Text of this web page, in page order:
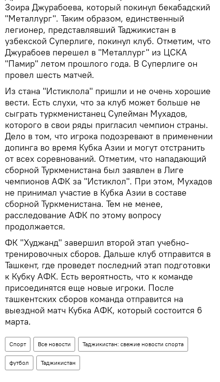
Зоира Джурабоева, который покинул бекабадский
"Металлург". Таким образом, единственный
легионер, представлявший Таджикистан в
узбекской Суперлиге, покинул клуб. Отметим, что
Джурабоев перешел в "Металлург" из ЦСКА
"Памир" летом прошлого года. В Суперлиге он
провел шесть матчей.
Из стана "Истиклола" пришли и не очень хорошие
вести. Есть слухи, что за клуб может больше не
сыграть туркменистанец Сулейман Мухадов,
которого в свои ряды пригласил чемпион страны.
Дело в том, что игрока подозревают в применении
допинга во время Кубка Азии и могут отстранить
от всех соревнований. Отметим, что нападающий
сборной Туркменистана был заявлен в Лиге
чемпионов АФК за "Истиклол". При этом, Мухадов
не принимал участие в Кубка Азии в составе
сборной Туркменистана. Тем не менее,
расследование АФК по этому вопросу
продолжается.
ФК "Худжанд" завершил второй этап учебно-
тренировочных сборов. Дальше клуб отправится в
Ташкент, где проведет последний этап подготовки
к Кубку АФК. Есть вероятность, что к команде
присоединятся еще новые игроки. После
ташкентских сборов команда отправится на
выездной матч Кубка АФК, который состоится 6
марта.
Спорт Все новости Таджикистан: свежие новости спорта
футбол Таджикистан